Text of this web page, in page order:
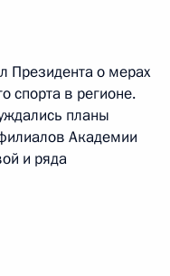
Президента о мерах
спорта в регионе.
планы
Академии
и ряда